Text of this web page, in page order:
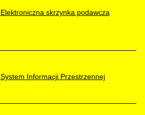
Elektroniczna skrzynka podawcza
System Informacji Przestrzennej